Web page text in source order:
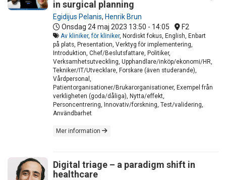
in surgical planning
Egidijus Pelanis, Henrik Brun
Onsdag 24 maj 2023 13:50 - 14:05 F2
Av kliniker, för kliniker, Nordiskt fokus, English, Enbart
på plats, Presentation, Verktyg för implementering,
Introduktion, Chef/Beslutsfattare, Politiker,
Verksamhetsutveckling, Upphandlare/inköp/ekonomi/HR,
Tekniker/IT/Utvecklare, Forskare (även studerande),
Vårdpersonal,
Patientorganisationer/Brukarorganisationer, Exempel från
verkligheten (goda/dåliga), Nytta/effekt,
Personcentrering, Innovativ/forskning, Test/validering,
Användbarhet
Mer information
Digital triage – a paradigm shift in
healthcare